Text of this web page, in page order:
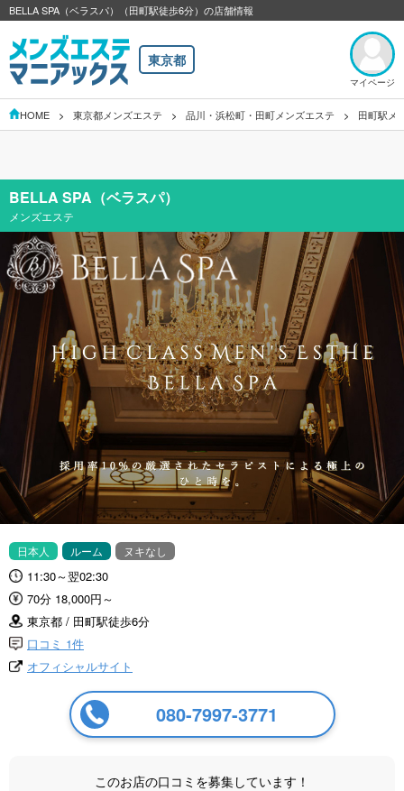
BELLA SPA（ベラスパ）（田町駅徒歩6分）の店舗情報
東京都
マイページ
HOME 東京都メンズエステ 品川・浜松町・田町メンズエステ 田町駅メ
BELLA SPA（ベラスパ）
メンズエステ
日本人 ルーム ヌキなし
11:30～翌02:30
70分 18,000円～
東京都 / 田町駅徒歩6分
口コミ 1件
オフィシャルサイト
080-7997-3771
このお店の口コミを募集しています！